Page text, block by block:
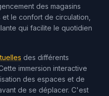
des magasins
le confort de circulation,
qui facilite le quotidien
des différents
immersion interactive
des espaces et de
de se déplacer. C'est